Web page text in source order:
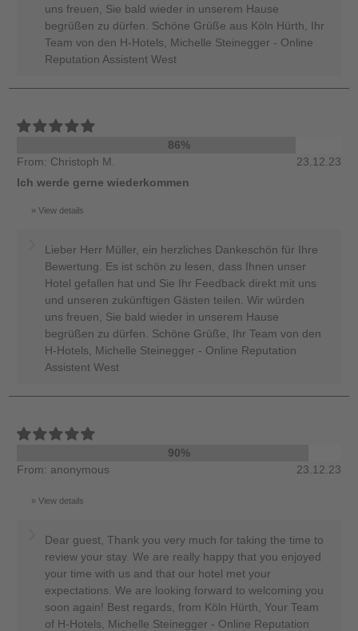
uns freuen, Sie bald wieder in unserem Hause
begrüßen zu dürfen. Schöne Grüße aus Köln Hürth, Ihr
Team von den H-Hotels, Michelle Steinegger - Online
Reputation Assistent West
86%
From: Christoph M.
23.12.23
Ich werde gerne wiederkommen
View details
Lieber Herr Müller, ein herzliches Dankeschön für Ihre
Bewertung. Es ist schön zu lesen, dass Ihnen unser
Hotel gefallen hat und Sie Ihr Feedback direkt mit uns
und unseren zukünftigen Gästen teilen. Wir würden
uns freuen, Sie bald wieder in unserem Hause
begrüßen zu dürfen. Schöne Grüße, Ihr Team von den
H-Hotels, Michelle Steinegger - Online Reputation
Assistent West
90%
From: anonymous
23.12.23
View details
Dear guest, Thank you very much for taking the time to
review your stay. We are really happy that you enjoyed
your time with us and that our hotel met your
expectations. We are looking forward to welcoming you
soon again! Best regards, from Köln Hürth, Your Team
of H-Hotels, Michelle Steinegger - Online Reputation